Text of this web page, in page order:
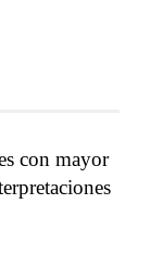
con mayor